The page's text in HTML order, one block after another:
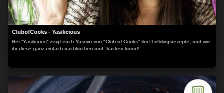
ClubofCooks - Yasilicious
Bei "Yasilicious" zeigt euch Yasmin von "Club of Cooks" ihre Lieblingsrezepte, und wie
ihr diese ganz einfach nachkochen und -backen könnt!